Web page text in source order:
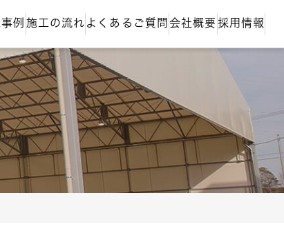
例 施工の流れ よくあるご質問 会社概要 採用情報